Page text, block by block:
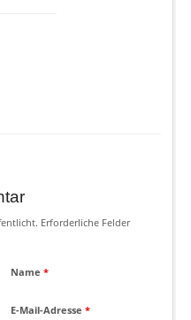
Erforderliche Felder
Name*
E-Mail-Adresse*